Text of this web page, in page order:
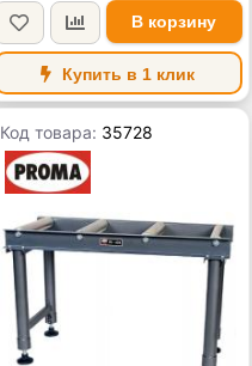
В корзину
Купить в 1 клик
Код товара: 35728